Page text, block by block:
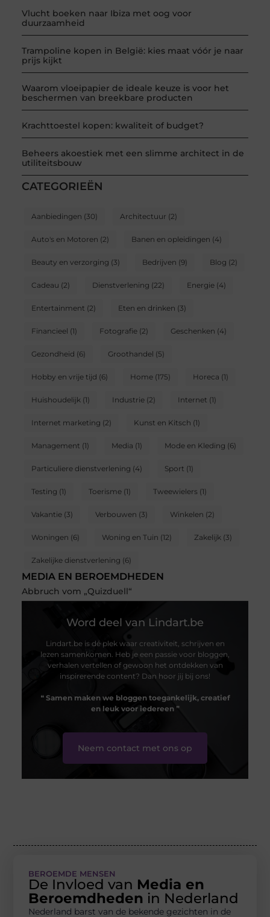
Vlucht boeken naar Ibiza met oog voor
duurzaamheid
Trampoline kopen in België: kies maat vóór je naar
prijs kijkt
Waarom vloeipapier de ideale keuze is voor het
beschermen van breekbare producten
Krachttoestel kopen: kwaliteit of budget?
Beheers akoestiek met een slimme architect in de
utiliteitsbouw
CATEGORIEËN
Aanbiedingen (30) Architectuur (2)
Auto's en Motoren (2) Banen en opleidingen (4)
Beauty en verzorging (3) Bedrijven (9) Blog (2)
Cadeau (2) Dienstverlening (22) Energie(4)
Entertainment (2) Eten en drinken (3)
Financieel (1) Fotografie(2) Geschenken (4)
Gezondheid (6) Groothandel (5)
Hobby en vrije tijd (6) Home(175) Horeca (1)
Huishoudelijk (1) Industrie(2) Internet (1)
Internet marketing (2) Kunst en Kitsch (1)
Management (1) Media (1) Mode en Kleding (6)
Particuliere dienstverlening (4) Sport (1)
Testing (1) Toerisme(1) Tweewielers(1)
Vakantie(3) Verbouwen (3) Winkelen (2)
Woningen (6) Woning en Tuin (12) Zakelijk (3)
Zakelijke dienstverlening (6)
MEDIA EN BEROEMDHEDEN
Abbruch vom „Quizduell“
Word deel van Lindart.be
Lindart.be is dé plek waar creativiteit, schrijven en
lezen samenkomen. Heb je een passie voor bloggen,
verhalen vertellen of gewoon het ontdekken van
inspirerende content? Dan hoor jij bij ons!
❝ Samen maken we bloggen toegankelijk, creatief
en leuk voor iedereen❞
Neem contact met ons op
BEROEMDE MENSEN
De Invloed van Media en
Beroemdheden in Nederland
Nederland barst van de bekende gezichten in de